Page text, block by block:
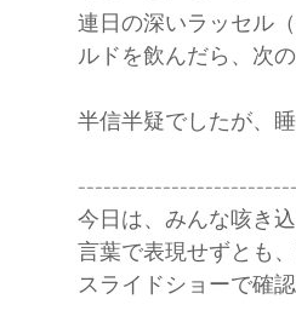
石井スポーツ 休日 美味
剱岳・立山連峰 西上州の山々
日本バックカントリースキーガイ
連日の深いラッセル
ルドを飲んだら、次
半信半疑でしたが、
今日は、みんな咳き
言葉で表現せずとも
スライドショーで確